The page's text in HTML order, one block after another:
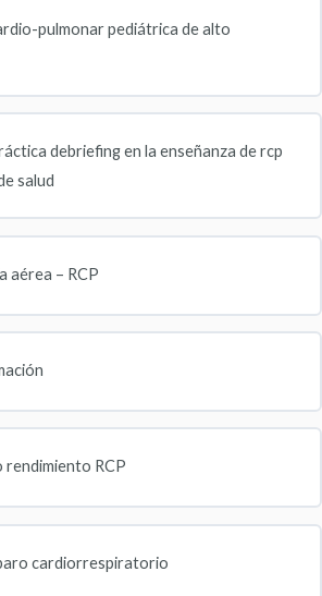
pulmonar pediátrica de alto
debriefing en la enseñanza de rcp
salud
aérea – RCP
rendimiento RCP
cardiorrespiratorio